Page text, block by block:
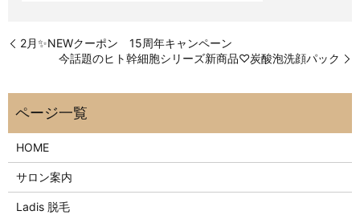
2月✨NEWクーポン 15周年キャンペーン
今話題のヒト幹細胞シリーズ新商品♡炭酸泡洗顔パック
HOME
サロン案内
Ladis 脱毛